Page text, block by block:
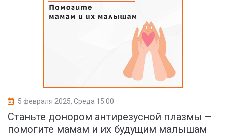
5 февраля 2025, Среда 15:00
Станьте донором антирезусной плазмы —
помогите мамам и их будущим малышам